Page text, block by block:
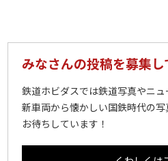
みなさんの投稿を募集
鉄道ホビダスでは鉄道写真やニ
新車両から懐かしい国鉄時代の
お待ちしています！